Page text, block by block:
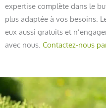
expertise complète dans le
plus adaptée à vos besoins.
eux aussi gratuits et
avec nous. Contactez-nous